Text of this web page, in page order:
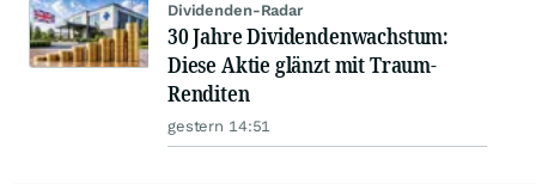
Dividenden-Radar
30 Jahre Dividendenwachstum:
Diese Aktie glänzt mit Traum-
Renditen
gestern 14:51